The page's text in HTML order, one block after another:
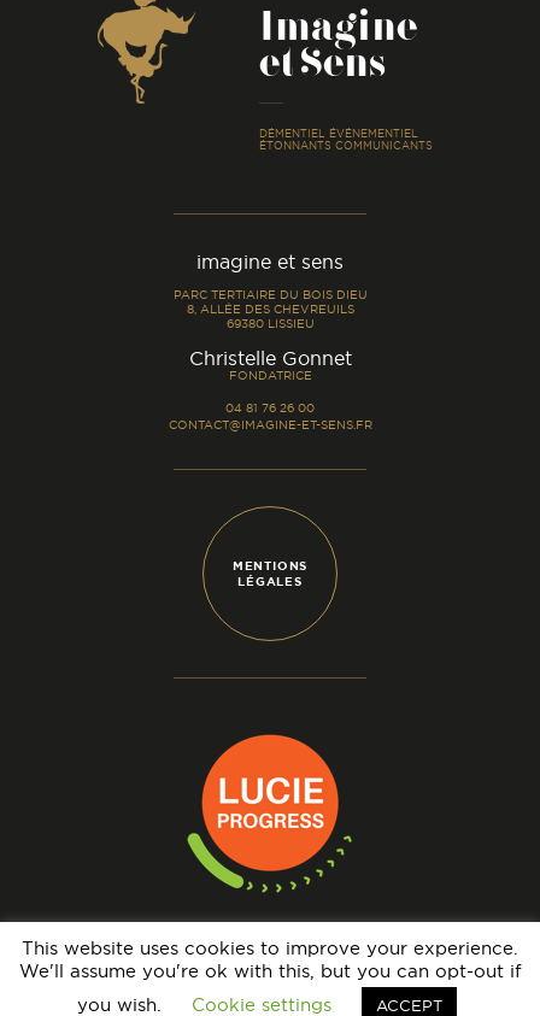
Imagine
et Sens
DÉMENTIEL ÉVÉNEMENTIEL
ÉTONNANTS COMMUNICANTS
imagine et sens
PARC TERTIAIRE DU BOIS DIEU
8, ALLÉE DES CHEVREUILS
69380 LISSIEU
Christelle Gonnet-
FONDATRICE
04 81 76 26 00
CONTACT@IMAGINE-ET-SENS.FR
MENTIONS
LÉGALES
N° IMMATRICULATION OPÉRATEUR DE VOYAGES : IM069140005 - GARANTIE
FINANCIÈRE : APST - BRCP : HISCOX EUROPE UNDERWRITING LIMITED
This website uses cookies to improve your experience.
We'll assume you're ok with this, but you can opt-out if
you wish.
Cookie settings ACCEPT